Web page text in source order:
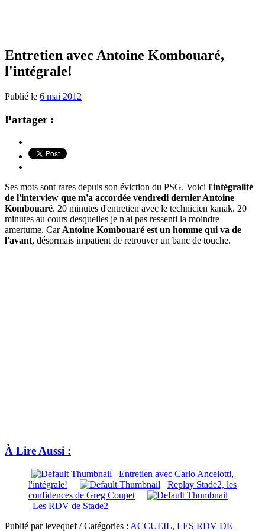
Entretien avec Antoine Kombouaré,
l'intégrale!
Publié le 6 mai 2012
Partager :
Ses mots sont rares depuis son éviction du PSG. Voici l'intégralité
de l'interview que m'a accordée vendredi dernier Antoine
Kombouaré. 20 minutes d'entretien avec le technicien kanak. 20
minutes au cours desquelles je n'ai pas ressenti la moindre
amertume. Car Antoine Kombouaré est un homme qui va de
l'avant, désormais impatient de retrouver un banc de touche.
À Lire Aussi :
Entretien avec Carlo Ancelotti,
l'intégrale!
Replay Stade2, les
confidences de Greg Coupet
Les RDV de Stade2
Publié par levequef / Catégories : ACCUEIL, LES RDV DE